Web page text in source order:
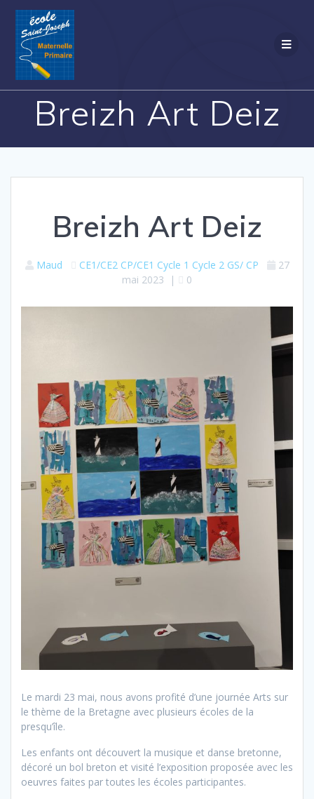
Breizh Art Deiz
Breizh Art Deiz
Maud CE1/CE2 CP/CE1 Cycle 1 Cycle 2 GS/ CP
27
mai 2023 | 0
Le mardi 23 mai, nous avons profité d’une journée Arts sur
le thème de la Bretagne avec plusieurs écoles de la
presqu’île.
Les enfants ont découvert la musique et danse bretonne,
décoré un bol breton et visité l’exposition proposée avec les
oeuvres faites par toutes les écoles participantes.